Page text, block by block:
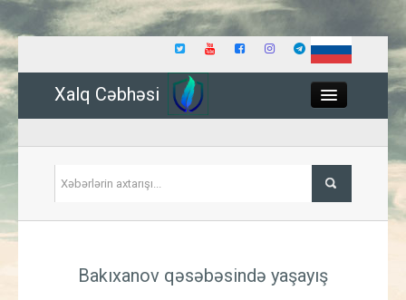
Xalq Cəbhəsi
İqtisadiyyat
Bakıxanov qəsəbəsində yaşayış